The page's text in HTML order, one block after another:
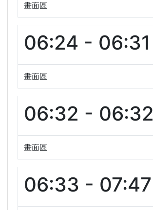
畫面區
06:24 - 06:31
畫面區
06:32 - 06:32
畫面區
06:33 - 07:47